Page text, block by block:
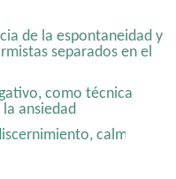
de la espontaneidad y
separados en el
como técnica
ansiedad
calma y